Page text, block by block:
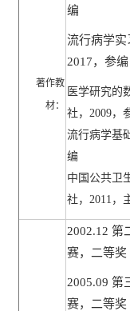
著作教
材：
编
流行病学实
2017，参编
医学研究的
社， 2009，
流行病学基
编
中国公共卫
社， 2011 ，
2002.12 第
赛，二等奖
2005.09 第
赛，二等奖